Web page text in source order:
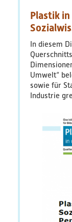
Plastik
In diesem
Umwelt“
sowie für
Industrie